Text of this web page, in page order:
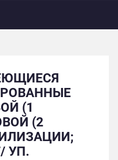
(1
(2
УП.